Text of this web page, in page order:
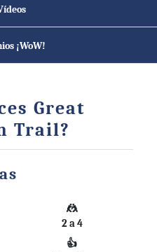
¡WoW!
Great
Trail?
🤼
2 a 4
👍